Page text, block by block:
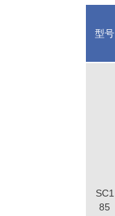
型号
SC1
85